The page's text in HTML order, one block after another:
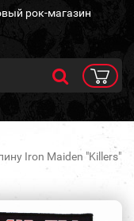
рок-магазин
Iron Maiden "Killers"